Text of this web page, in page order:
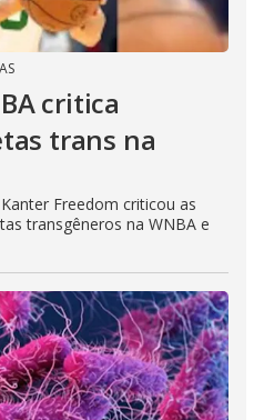
critica
trans na
Freedom criticou as
transgêneros na WNBA e